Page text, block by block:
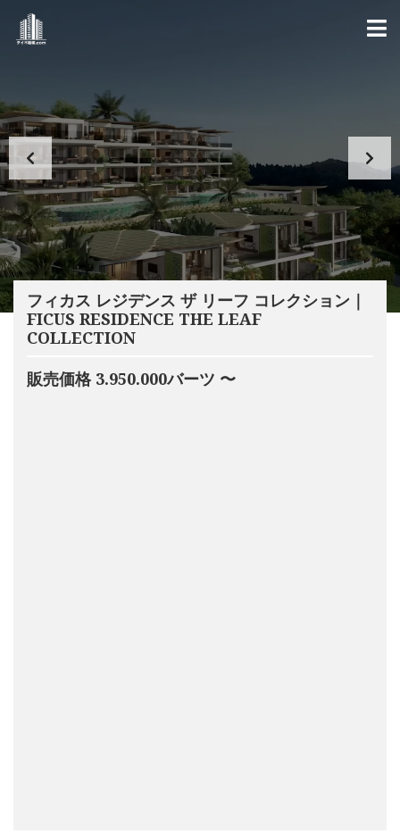
フィカス レジデンス ザ リーフ コレクション｜
FICUS RESIDENCE THE LEAF
COLLECTION
販売価格 3.950.000バーツ 〜